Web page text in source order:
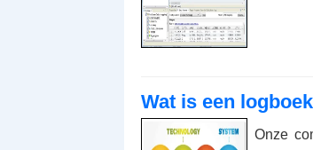
Wat is een
Onze